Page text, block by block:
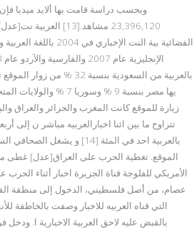
وبحسب دراسة قامت بها ألايد ميديا
23,396,120 مشاهد.[13]
الفضائية بية النت
بالعربية من السعودية بنسبة
زيارة للموقع كانت المغرب والجزائر والعراق
تتراوح ما بين اثنا اخبارالعربيه مباشر ن إلى
بالعربية احد في المئة [14] و
الموقع. تغطية الحرب على العراق[عدل] غطى
الأمريكي للفلوجة قناة الجزيرة اخبار أثناء
عصام، من أصل فلسطيني، الدخول إلى منطقة
بالقبض عليه لاحق العربية الاخبارية ا.